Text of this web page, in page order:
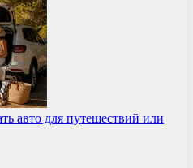
авто для путешествий или